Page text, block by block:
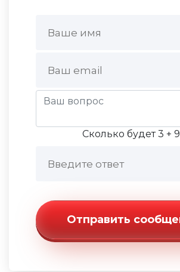
Сколько будет 3 +
Отправить